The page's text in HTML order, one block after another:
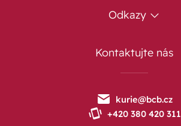
Odkazy
Kontaktujte nás
kurie@bcb.cz
+420 380 420 311